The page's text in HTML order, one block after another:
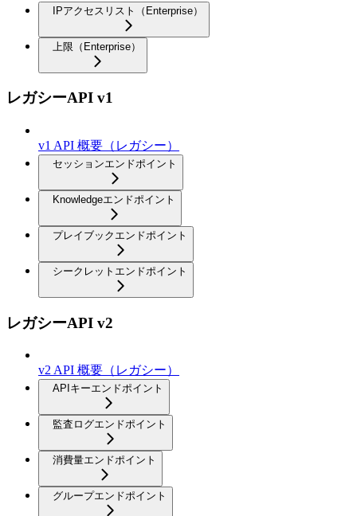
IPアクセスリスト（Enterprise）
上限（Enterprise）
レガシーAPI v1
v1 API 概要（レガシー）
セッションエンドポイント
Knowledgeエンドポイント
プレイブックエンドポイント
シークレットエンドポイント
レガシーAPI v2
v2 API 概要（レガシー）
APIキーエンドポイント
監査ログエンドポイント
消費量エンドポイント
グループエンドポイント